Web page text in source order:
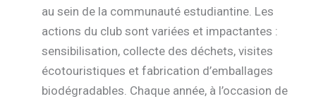
au sein de la communauté estudiantine. Les
actions du club sont variées et impactantes :
sensibilisation, collecte des déchets, visites
écotouristiques et fabrication d’emballages
biodégradables. Chaque année, à l’occasion de